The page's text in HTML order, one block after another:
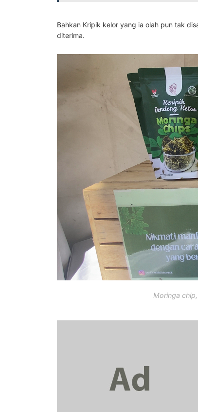
Bahkan Kripik kelor yang ia olah pun tak
diterima.
Moringa